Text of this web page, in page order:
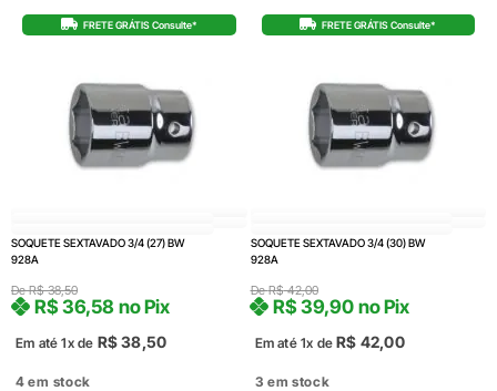
FRETE GRÁTIS Consulte*
SOQUETE SEXTAVADO 3/4 (27) BW
928A
DeR$38,50
Em até 1x de R$38,50
R$36,58 no Pix
4 em stock
FRETE GRÁTIS Consulte*
SOQUETE SEXTAVADO 3/4 (30) BW
928A
DeR$42,00
Em até 1x de R$ 42,00
R$39,90 no Pix
3 em stock